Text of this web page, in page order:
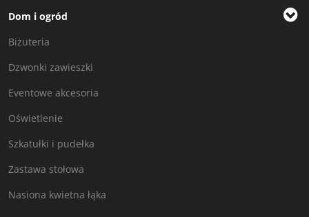
Dom i ogród
Biżuteria
Dzwonki zawieszki
Eventowe akcesoria
Oświetlenie
Szkatułki i pudełka
Zastawa stołowa
Nasiona kwietna łąka